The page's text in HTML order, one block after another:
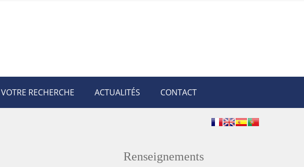
VOTRE RECHERCHE ACTUALITÉS CONTACT
Renseignements